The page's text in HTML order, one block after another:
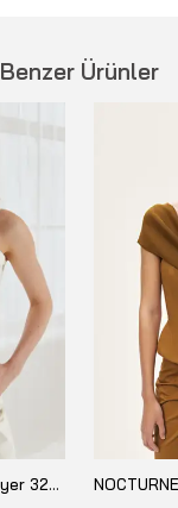
Benzer Ürünler
NAAR Askılı Crop Büstiyer 32305